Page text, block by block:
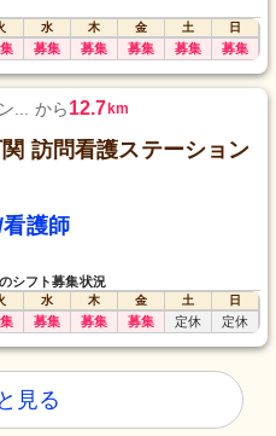
水 木 金 土
日
募集 募集 募集 募集 募集
... から12.7km
訪問看護ステーション
護師
シフト募集状況
水 木 金 土
日
募集 募集 募集 定休 定休
見る